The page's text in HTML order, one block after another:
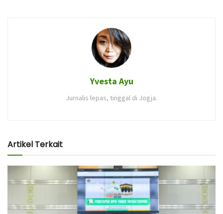
Yvesta Ayu
Jurnalis lepas, tinggal di Jogja.
Artikel Terkait